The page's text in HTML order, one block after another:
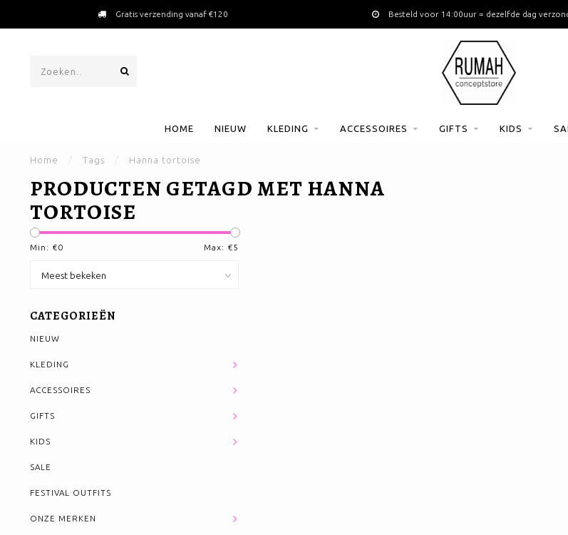
Gratis verzending vanaf €120 Besteld voor 14:00uur = dezelfde dag
HOME NIEUW KLEDING ACCESSOIRES GIFTS KIDS
Home / Tags / Hanna tortoise
PRODUCTEN GETAGD MET HANNA
TORTOISE
Min: €0 Max: €5
CATEGORIEËN
NIEUW
KLEDING
ACCESSOIRES
GIFTS
KIDS
SALE
FESTIVAL OUTFITS
ONZE MERKEN